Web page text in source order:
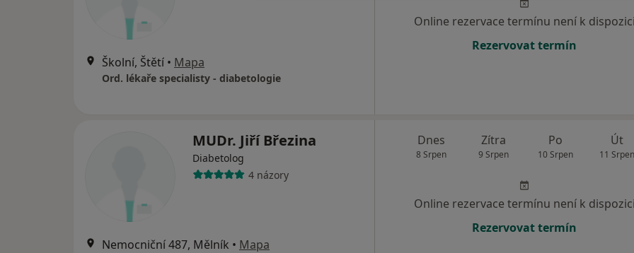
Školní, Štětí • Mapa
Ord. lékaře specialisty - diabetologie
Online rezervace termínu není k
Rezervovat termín
MUDr. Jiří Březina
Diabetolog
4 názory
Nemocniční 487, Mělník • Mapa
Dnes
8 Srpen
Zítra
9 Srpen
Po
10 Srpen
Út
11
Online rezervace termínu není k
Rezervovat termín